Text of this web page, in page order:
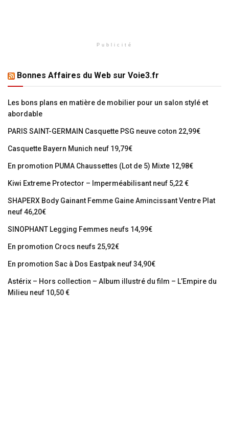
Publicité
Bonnes Affaires du Web sur Voie3.fr
Les bons plans en matière de mobilier pour un salon stylé et
abordable
PARIS SAINT-GERMAIN Casquette PSG neuve coton 22,99€
Casquette Bayern Munich neuf 19,79€
En promotion PUMA Chaussettes (Lot de 5) Mixte 12,98€
Kiwi Extreme Protector – Imperméabilisant neuf 5,22 €
SHAPERX Body Gainant Femme Gaine Amincissant Ventre Plat
neuf 46,20€
SINOPHANT Legging Femmes neufs 14,99€
En promotion Crocs neufs 25,92€
En promotion Sac à Dos Eastpak neuf 34,90€
Astérix – Hors collection – Album illustré du film – L’Empire du
Milieu neuf 10,50 €